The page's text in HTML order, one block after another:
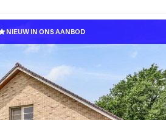
NIEUW IN ONS AANBOD